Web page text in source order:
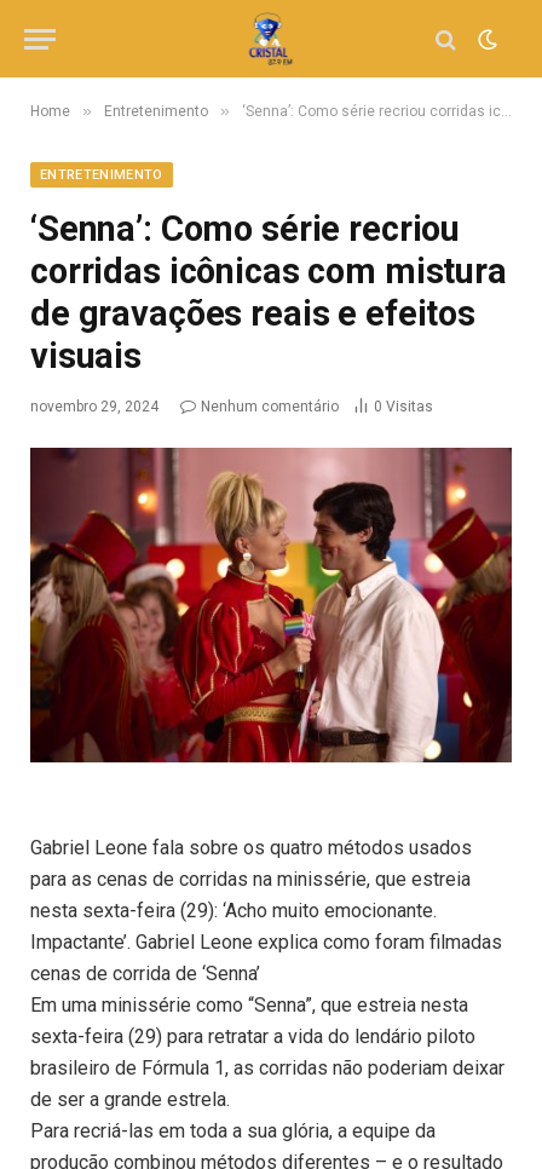
Home » Entretenimento » ‘Senna’: Como série recriou corridas icônicas com mistura de gravações reais e efeitos visuais
ENTRETENIMENTO
‘Senna’: Como série recriou
corridas icônicas com mistura
de gravações reais e efeitos
visuais
novembro 29, 2024 Nenhum comentário 0 Visitas
Gabriel Leone fala sobre os quatro métodos usados
para as cenas de corridas na minissérie, que estreia
nesta sexta-feira (29): ‘Acho muito emocionante.
Impactante’. Gabriel Leone explica como foram filmadas
cenas de corrida de ‘Senna’
Em uma minissérie como “Senna”, que estreia nesta
sexta-feira (29) para retratar a vida do lendário piloto
brasileiro de Fórmula 1, as corridas não poderiam deixar
de ser a grande estrela.
Para recriá-las em toda a sua glória, a equipe da
produção combinou métodos diferentes – e o resultado